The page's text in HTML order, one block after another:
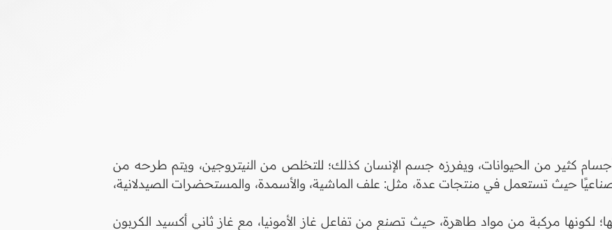
كثير من الحيوانات، ويفرزه جسم الإنسان كذلك؛ للتخلص من النيتروجين، ويتم طرحه من
صناعيًا حيث تستعمل في منتجات عدة، مثل: علف الماشية، والأسمدة، والمستحضرات الصيدلانية،
لكونها مركبة من مواد طاهرة، حيث تصنع من تفاعل غاز الأمونيا، مع غاز ثاني أكسيد الكربون